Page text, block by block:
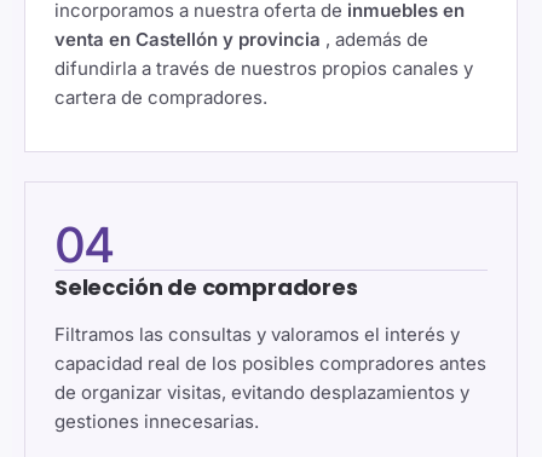
incorporamos a nuestra oferta de inmuebles en
venta en Castellón y provincia , además de
difundirla a través de nuestros propios canales y
cartera de compradores.
04
Selección de compradores
Filtramos las consultas y valoramos el interés y
capacidad real de los posibles compradores antes
de organizar visitas, evitando desplazamientos y
gestiones innecesarias.